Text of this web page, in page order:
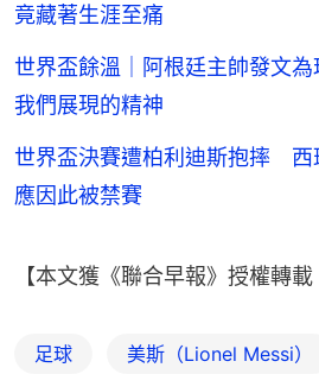
竟藏著生涯至痛
世界盃餘溫｜阿根廷主帥發文
我們展現的精神
世界盃決賽遭柏利迪斯抱摔 西
應因此被禁賽
【本文獲《聯合早報》授權轉載
足球 美斯（Lionel Messi）